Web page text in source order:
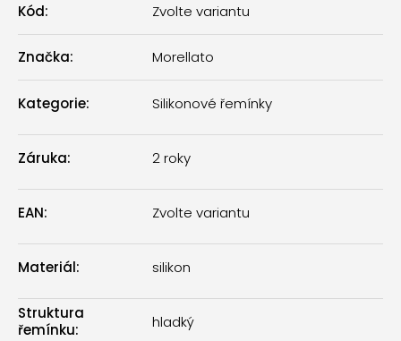
Kód: Zvolte variantu
Značka: Morellato
Kategorie: Silikonové řemínky
Záruka: 2 roky
EAN: Zvolte variantu
Materiál: silikon
Struktura
řemínku: hladký